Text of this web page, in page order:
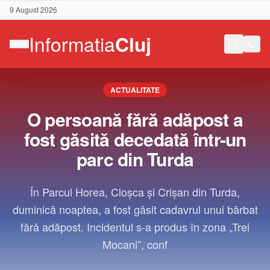
9 August 2026
ACTUALITATE
O persoană fără adăpost a
fost găsită decedată într-un
parc din Turda
În Parcul Horea, Cloșca și Crișan din Turda,
duminică noaptea, a fost găsit cadavrul unui bărbat
fără adăpost. Incidentul s-a produs în zona „Trei
Mocani”, conf